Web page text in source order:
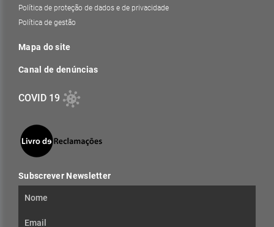
Política de proteção de dados e de privacidade
Política de gestão
Mapa do site
Canal de denúncias
COVID 19
Subscrever Newsletter